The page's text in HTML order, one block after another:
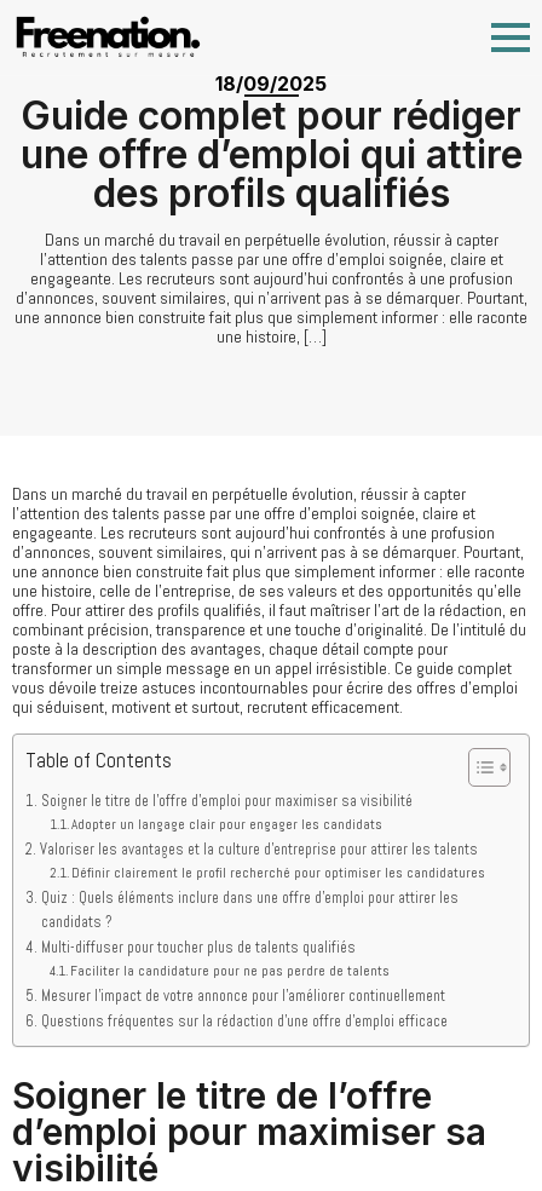
18/09/2025
Guide complet pour rédiger
une offre d’emploi qui attire
des profils qualifiés
Dans un marché du travail en perpétuelle évolution, réussir à capter
l’attention des talents passe par une offre d’emploi soignée, claire et
engageante. Les recruteurs sont aujourd’hui confrontés à une profusion
d’annonces, souvent similaires, qui n’arrivent pas à se démarquer. Pourtant,
une annonce bien construite fait plus que simplement informer : elle raconte
une histoire, […]
Dans un marché du travail en perpétuelle évolution, réussir à capter
l’attention des talents passe par une offre d’emploi soignée, claire et
engageante. Les recruteurs sont aujourd’hui confrontés à une profusion
d’annonces, souvent similaires, qui n’arrivent pas à se démarquer. Pourtant,
une annonce bien construite fait plus que simplement informer : elle raconte
une histoire, celle de l’entreprise, de ses valeurs et des opportunités qu’elle
offre. Pour attirer des profils qualifiés, il faut maîtriser l’art de la rédaction, en
combinant précision, transparence et une touche d’originalité. De l’intitulé du
poste à la description des avantages, chaque détail compte pour
transformer un simple message en un appel irrésistible. Ce guide complet
vous dévoile treize astuces incontournables pour écrire des offres d’emploi
qui séduisent, motivent et surtout, recrutent efficacement.
Table of Contents
Soigner le titre de l’offre d’emploi pour maximiser sa visibilité
Adopter un langage clair pour engager les candidats
Valoriser les avantages et la culture d’entreprise pour attirer les talents
Définir clairement le profil recherché pour optimiser les candidatures
Quiz : Quels éléments inclure dans une offre d’emploi pour attirer les
candidats ?
Multi-diffuser pour toucher plus de talents qualifiés
Faciliter la candidature pour ne pas perdre de talents
Mesurer l’impact de votre annonce pour l’améliorer continuellement
Questions fréquentes sur la rédaction d’une offre d’emploi efficace
Soigner le titre de l’offre
d’emploi pour maximiser sa
visibilité